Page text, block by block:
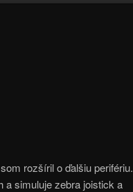
rozšíril o ďalšiu perifériu.
a simuluje zebra joistick a